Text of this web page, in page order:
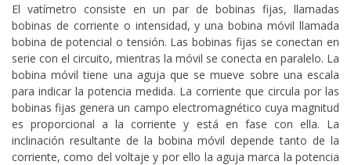
El vatímetro consiste en un par de bobinas fijas, llamadas
bobinas de corriente o intensidad, y una bobina móvil llamada
bobina de potencial o tensión. Las bobinas fijas se conectan en
serie con el circuito, mientras la móvil se conecta en paralelo. La
bobina móvil tiene una aguja que se mueve sobre una escala
para indicar la potencia medida. La corriente que circula por las
bobinas fijas genera un campo electromagnético cuya magnitud
es proporcional a la corriente y está en fase con ella. La
inclinación resultante de la bobina móvil depende tanto de la
corriente, como del voltaje y por ello la aguja marca la potencia